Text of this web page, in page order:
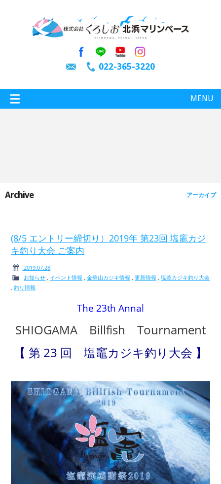
022-365-3220
MENU
ボート免許
サービス案内
新艇・展示艇情報 中古艇情報
求人情報 会社概要
Archive アーカイブ
(8/5 エントリー締切り）2019年 第23回 塩竈カジ
キ釣り大会 ご案内
2019.07.28
お知らせ
イベント情報 ,金華山カジキ情報 ,更新情報
塩釜カジキ釣り大会
,釣り情報
The 23th Annal
SHIOGAMA Billfish Tournament
【 第 23 回 塩竈カジキ釣り大会 】